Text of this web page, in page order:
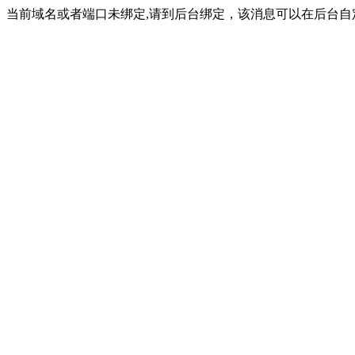
当前域名或者端口未绑定,请到后台绑定，该消息可以在后台自